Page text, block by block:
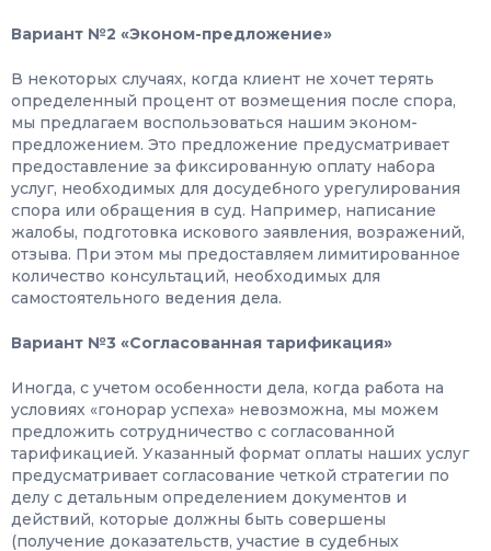
Вариант №2 «Эконом-предложение»
В некоторых случаях, когда клиент не хочет терять
определенный процент от возмещения после спора,
мы предлагаем воспользоваться нашим эконом-
предложением. Это предложение предусматривает
предоставление за фиксированную оплату набора
услуг, необходимых для досудебного урегулирования
спора или обращения в суд. Например, написание
жалобы, подготовка искового заявления, возражений,
отзыва. При этом мы предоставляем лимитированное
количество консультаций, необходимых для
самостоятельного ведения дела.
Вариант №3 «Согласованная тарификация»
Иногда, с учетом особенности дела, когда работа на
условиях «гонорар успеха» невозможна, мы можем
предложить сотрудничество с согласованной
тарификацией. Указанный формат оплаты наших услуг
предусматривает согласование четкой стратегии по
делу с детальным определением документов и
действий, которые должны быть совершены
(получение доказательств, участие в судебных